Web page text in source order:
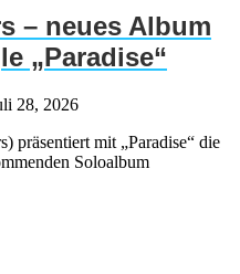
– neues Album
„Paradise“
28, 2026
präsentiert mit „Paradise“ die
Soloalbum